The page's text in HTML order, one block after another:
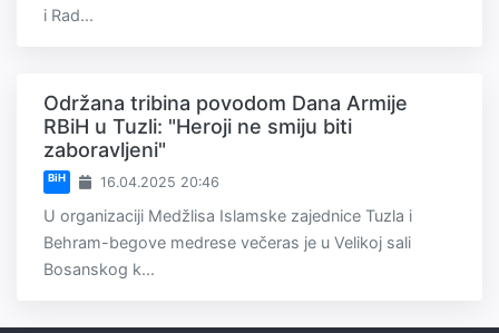
i Rad...
Održana tribina povodom Dana Armije
RBiH u Tuzli: "Heroji ne smiju biti
zaboravljeni"
BiH 16.04.2025 20:46
U organizaciji Medžlisa Islamske zajednice Tuzla i
Behram-begove medrese večeras je u Velikoj sali
Bosanskog k...